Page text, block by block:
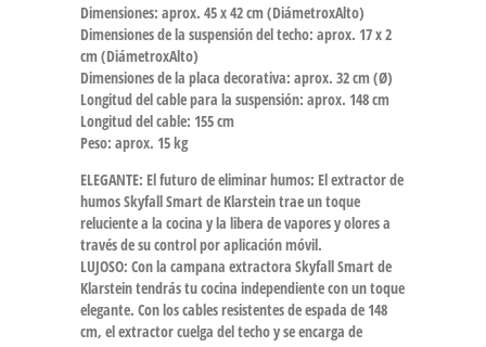
Dimensiones: aprox. 45 x 42 cm (DiámetroxAlto)
Dimensiones de la suspensión del techo: aprox. 17 x 2
cm (DiámetroxAlto)
Dimensiones de la placa decorativa: aprox. 32 cm (Ø)
Longitud del cable para la suspensión: aprox. 148 cm
Longitud del cable: 155 cm
Peso: aprox. 15 kg
ELEGANTE: El futuro de eliminar humos: El extractor de
humos Skyfall Smart de Klarstein trae un toque
reluciente a la cocina y la libera de vapores y olores a
través de su control por aplicación móvil.
LUJOSO: Con la campana extractora Skyfall Smart de
Klarstein tendrás tu cocina independiente con un toque
elegante. Con los cables resistentes de espada de 148
cm, el extractor cuelga del techo y se encarga de